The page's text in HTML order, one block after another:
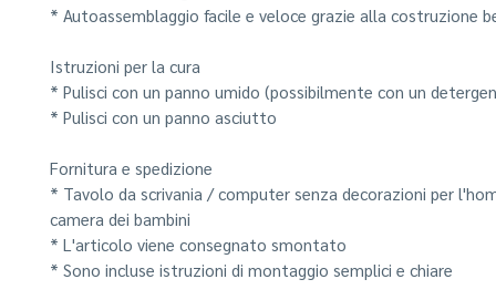
* Autoassemblaggio facile e veloce grazie alla costruzione
Istruzioni per la cura
* Pulisci con un panno umido (possibilmente con un
* Pulisci con un panno asciutto
Fornitura e spedizione
* Tavolo da scrivania / computer senza decorazioni per
camera dei bambini
* L'articolo viene consegnato smontato
* Sono incluse istruzioni di montaggio semplici e chiare